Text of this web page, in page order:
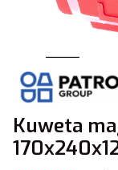
Kuweta